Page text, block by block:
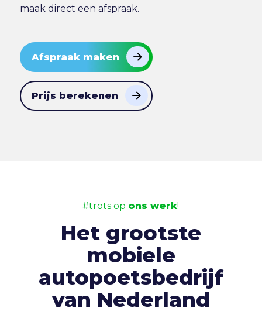
maak direct een afspraak.
Afspraak maken
Prijs berekenen
#trots op ons werk!
Het grootste
mobiele
autopoetsbedrijf
van Nederland